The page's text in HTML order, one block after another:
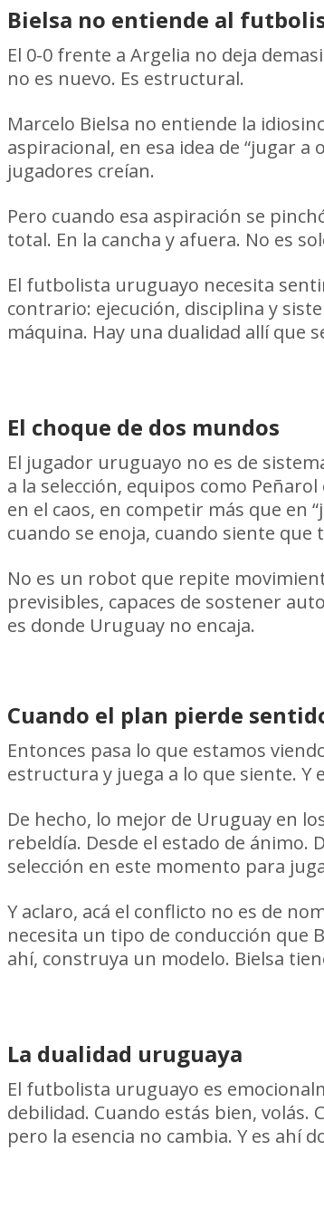
Bielsa no entiende al
El 0-0 frente a Argelia no deja
no es nuevo. Es estructural.
Marcelo Bielsa no entiende la
aspiracional, en esa idea de “jugar
jugadores creían.
Pero cuando esa aspiración se
total. En la cancha y afuera. No es
El futbolista uruguayo necesita
contrario: ejecución, disciplina y
máquina. Hay una dualidad allí que
El choque de dos mundos
El jugador uruguayo no es de
a la selección, equipos como
en el caos, en competir más que en
cuando se enoja, cuando siente
No es un robot que repite
previsibles, capaces de sostener
es donde Uruguay no encaja.
Cuando el plan pierde
Entonces pasa lo que estamos
estructura y juega a lo que siente. Y
De hecho, lo mejor de Uruguay en
rebeldía. Desde el estado de
selección en este momento para
Y aclaro, acá el conflicto no es de
necesita un tipo de conducción que
ahí, construya un modelo. Bielsa
La dualidad uruguaya
El futbolista uruguayo es
debilidad. Cuando estás bien,
pero la esencia no cambia. Y es ahí